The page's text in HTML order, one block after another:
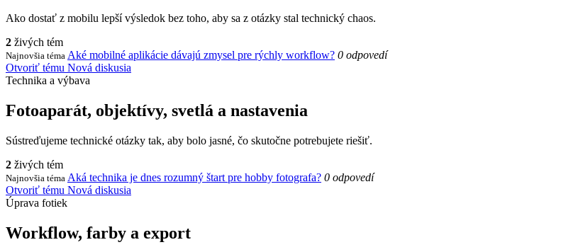
Ako dostať z mobilu lepší výsledok bez toho, aby sa z otázky stal technický chaos.
2 živých tém
Najnovšia téma Aké mobilné aplikácie dávajú zmysel pre rýchly workflow? 0 odpovedí
Otvoriť tému Nová diskusia
Technika a výbava
Fotoaparát, objektívy, svetlá a nastavenia
Sústreďujeme technické otázky tak, aby bolo jasné, čo skutočne potrebujete riešiť.
2 živých tém
Najnovšia téma Aká technika je dnes rozumný štart pre hobby fotografa? 0 odpovedí
Otvoriť tému Nová diskusia
Úprava fotiek
Workflow, farby a export